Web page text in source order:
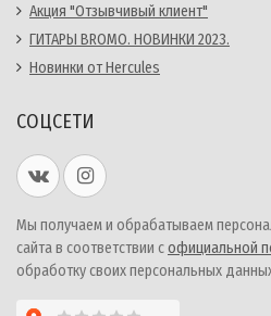
Акция "Отзывчивый клиент"
ГИТАРЫ BROMO. НОВИНКИ 2023.
Новинки от Hercules
СОЦСЕТИ
Мы получаем и обрабатываем
сайта в соответствии софициальной
обработку своих персональных